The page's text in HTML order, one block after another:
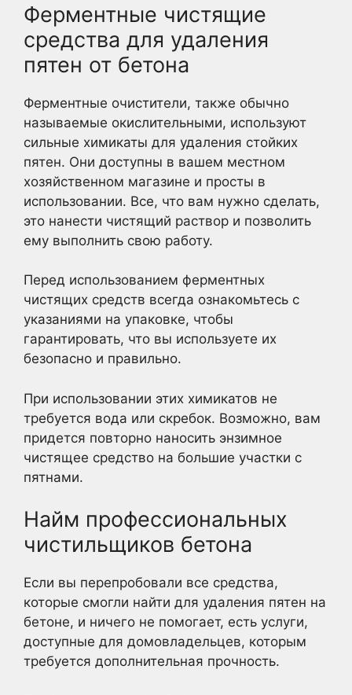
Ферментные чистящие
средства для удаления
пятен от бетона
Ферментные очистители, также обычно
называемые окислительными, используют
сильные химикаты для удаления стойких
пятен. Они доступны в вашем местном
хозяйственном магазине и просты в
использовании. Все, что вам нужно сделать,
это нанести чистящий раствор и позволить
ему выполнить свою работу.
Перед использованием ферментных
чистящих средств всегда ознакомьтесь с
указаниями на упаковке, чтобы
гарантировать, что вы используете их
безопасно и правильно.
При использовании этих химикатов не
требуется вода или скребок. Возможно, вам
придется повторно наносить энзимное
чистящее средство на большие участки с
пятнами.
Найм профессиональных
чистильщиков бетона
Если вы перепробовали все средства,
которые смогли найти для удаления пятен на
бетоне, и ничего не помогает, есть услуги,
доступные для домовладельцев, которым
требуется дополнительная прочность.